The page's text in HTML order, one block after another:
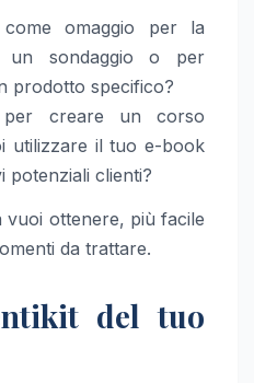
omaggio per la
un sondaggio o per
prodotto specifico?
per creare un corso
utilizzare il tuo e-book
potenziali clienti?
vuoi ottenere, più facile
da trattare.
del tuo